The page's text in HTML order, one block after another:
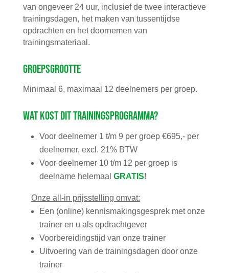
van ongeveer 24 uur, inclusief de twee interactieve
trainingsdagen, het maken van tussentijdse
opdrachten en het doornemen van
trainingsmateriaal.
Groepsgrootte
Minimaal 6, maximaal 12 deelnemers per groep.
Wat kost dit trainingsprogramma?
Voor deelnemer 1 t/m 9 per groep €695,- per
deelnemer, excl. 21% BTW
Voor deelnemer 10 t/m 12 per groep is
deelname helemaal GRATIS!
Onze all-in prijsstelling omvat:
Een (online) kennismakingsgesprek met onze
trainer en u als opdrachtgever
Voorbereidingstijd van onze trainer
Uitvoering van de trainingsdagen door onze
trainer